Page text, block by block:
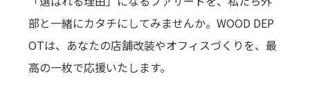
部と一緒にカタチにしてみませんか。WOOD DEP
OTは、あなたの店舗改装やオフィスづくりを、最
高の一枚で応援いたします。